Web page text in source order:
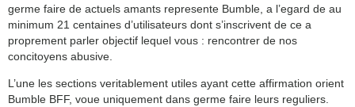
germe faire de actuels amants represente Bumble, a l’egard de au
minimum 21 centaines d’utilisateurs dont s’inscrivent de ce a
proprement parler objectif lequel vous : rencontrer de nos
concitoyens abusive.
L’une les sections veritablement utiles ayant cette affirmation orient
Bumble BFF, voue uniquement dans germe faire leurs reguliers.